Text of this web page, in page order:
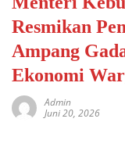
Resmikan
Ampang
Ekonomi
Admin
Juni 20, 2026